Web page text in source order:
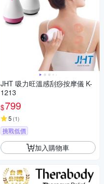
JHT 吸力旺溫感刮痧按摩儀 K-
1213
$799
5 (1)
挑戰低價
加入購物車